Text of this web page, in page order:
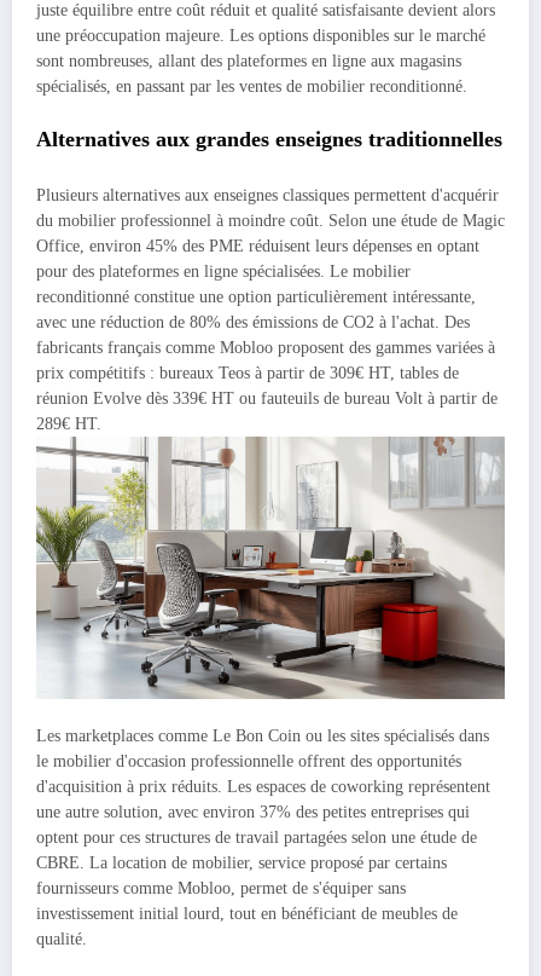
juste équilibre entre coût réduit et qualité satisfaisante devient alors
une préoccupation majeure. Les options disponibles sur le marché
sont nombreuses, allant des plateformes en ligne aux magasins
spécialisés, en passant par les ventes de mobilier reconditionné.
Alternatives aux grandes enseignes traditionnelles
Plusieurs alternatives aux enseignes classiques permettent d'acquérir
du mobilier professionnel à moindre coût. Selon une étude de Magic
Office, environ 45% des PME réduisent leurs dépenses en optant
pour des plateformes en ligne spécialisées. Le mobilier
reconditionné constitue une option particulièrement intéressante,
avec une réduction de 80% des émissions de CO2 à l'achat. Des
fabricants français comme Mobloo proposent des gammes variées à
prix compétitifs : bureaux Teos à partir de 309€ HT, tables de
réunion Evolve dès 339€ HT ou fauteuils de bureau Volt à partir de
289€ HT.
Les marketplaces comme Le Bon Coin ou les sites spécialisés dans
le mobilier d'occasion professionnelle offrent des opportunités
d'acquisition à prix réduits. Les espaces de coworking représentent
une autre solution, avec environ 37% des petites entreprises qui
optent pour ces structures de travail partagées selon une étude de
CBRE. La location de mobilier, service proposé par certains
fournisseurs comme Mobloo, permet de s'équiper sans
investissement initial lourd, tout en bénéficiant de meubles de
qualité.